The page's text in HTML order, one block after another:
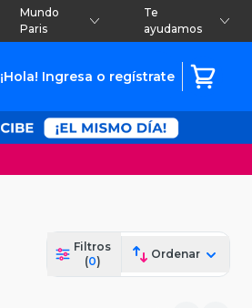
Mundo
Paris
Te
ayudamos
¡Hola! Ingresa o regístrate
Filtros
(0)
Ordenar